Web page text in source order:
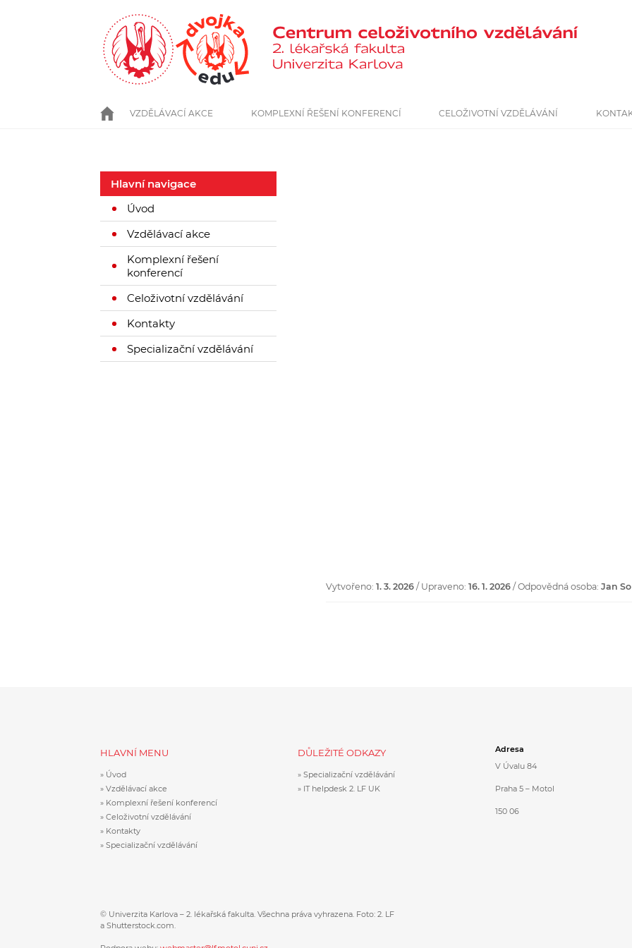
ÚVOD
VZDĚLÁVACÍ AKCE KOMPLEXNÍ ŘEŠENÍ KONFERENCÍ CELOŽIVOTNÍ VZDĚLÁVÁNÍ
Hlavní navigace
Úvod
Vzdělávací akce
Komplexní řešení
konferencí
Celoživotní vzdělávání
Kontakty
Specializační vzdělávání
Vytvořeno: 1. 3. 2026 / Upraveno: 16. 1. 2026 / Odpovědná osoba: Jan
HLAVNÍ MENU
Úvod
Vzdělávací akce
Komplexní řešení konferencí
Celoživotní vzdělávání
Kontakty
Specializační vzdělávání
DŮLEŽITÉ ODKAZY
Specializační vzdělávání
IT helpdesk 2. LF UK
Adresa
V Úvalu 84
Praha 5 – Motol
150 06
© Univerzita Karlova – 2. lékařská fakulta. Všechna práva vyhrazena. Foto: 2. LF
a Shutterstock.com.